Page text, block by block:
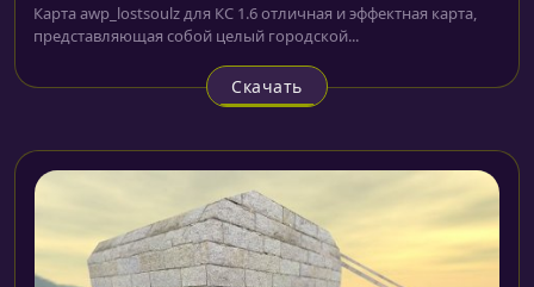
Карта awp_lostsoulz для КС 1.6 отличная и эффектная карта,
представляющая собой целый городской...
Скачать